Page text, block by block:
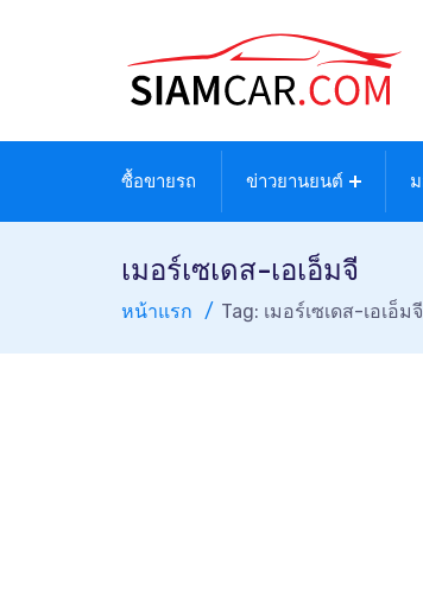
ซื้อขายรถ ข่าวยานยนต์
เมอร์เซเดส-เอเอ็มจี
หน้าแรก Tag: เมอร์เซเดส-เอเอ็มจี